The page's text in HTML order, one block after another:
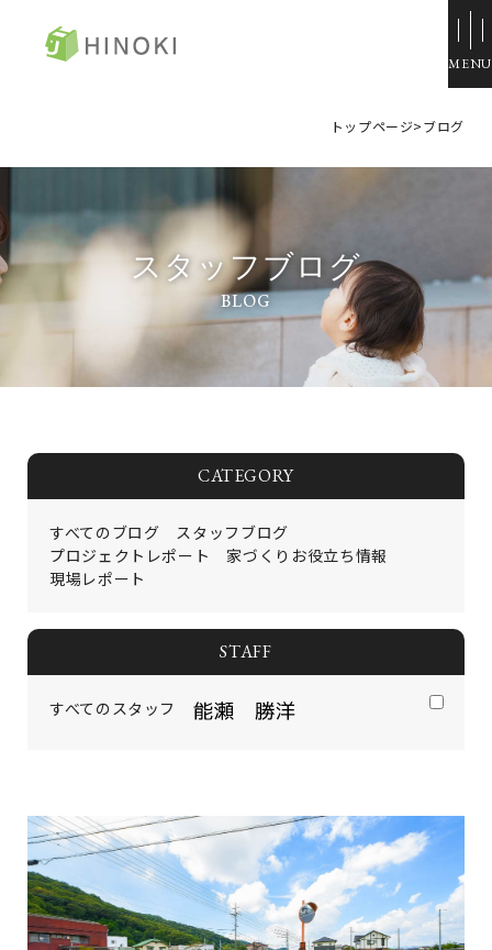
資料請求
イベント情報
施工例
トップページ
コンセプト
ひのきの家づくり
コンフォート
コンフォート 設備・仕様一
よくある質問
施工事例
お客様の声
リノベーション
展示場・モデルハウス
本社＆笹沖展示場
ハウジングモール倉敷
HINOラボ
来店・相談予約
イベント情報
土地情報
土地無料査定
会社概要
採用情報
お客様ご紹介制度
トップページ>ブログ
スタッフブログ
CATEGORY
すべてのブログ
スタッフブログ
プロジェクトレポート
家づくりお役立ち情報
現場レポート
STAFF
すべてのスタッフ